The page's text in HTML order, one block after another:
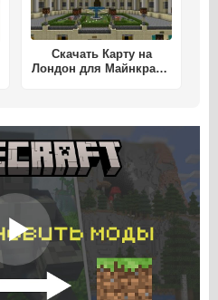
Скачать Карту на
Лондон для Майнкрафт